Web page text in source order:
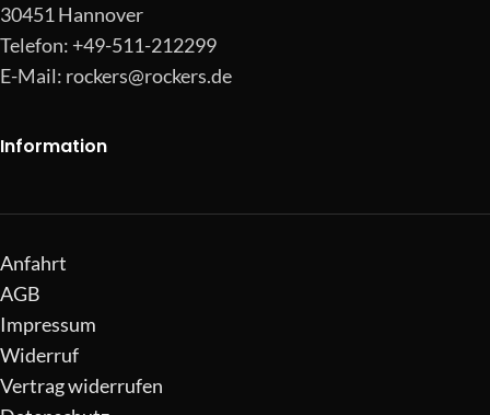
30451 Hannover
Telefon: +49-511-212299
E-Mail: rockers@rockers.de
Information
Anfahrt
AGB
Impressum
Widerruf
Vertrag widerrufen